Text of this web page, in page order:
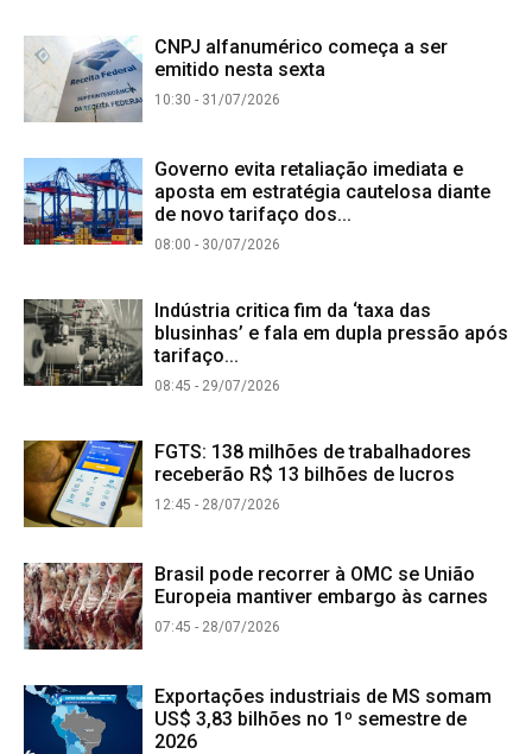
CNPJ alfanumérico começa a ser
emitido nesta sexta
10:30 - 31/07/2026
Governo evita retaliação imediata e
aposta em estratégia cautelosa diante
de novo tarifaço dos...
08:00 - 30/07/2026
Indústria critica fim da ‘taxa das
blusinhas’ e fala em dupla pressão após
tarifaço...
08:45 - 29/07/2026
FGTS: 138 milhões de trabalhadores
receberão R$ 13 bilhões de lucros
12:45 - 28/07/2026
Brasil pode recorrer à OMC se União
Europeia mantiver embargo às carnes
07:45 - 28/07/2026
Exportações industriais de MS somam
US$ 3,83 bilhões no 1º semestre de
2026